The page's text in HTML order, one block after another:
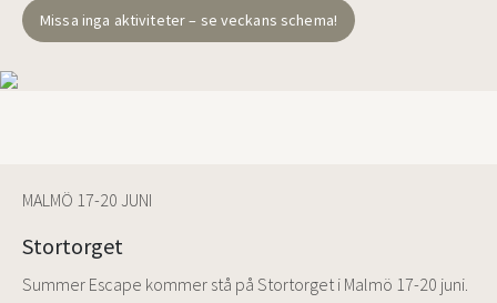
Missa inga aktiviteter – se veckans schema!
MALMÖ 17-20 JUNI
Stortorget
Summer Escape kommer stå på Stortorget i Malmö 17-20 juni.